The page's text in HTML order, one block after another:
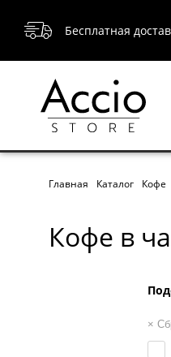
Бесплатная
Главная Каталог Кофе
Кофе в
×